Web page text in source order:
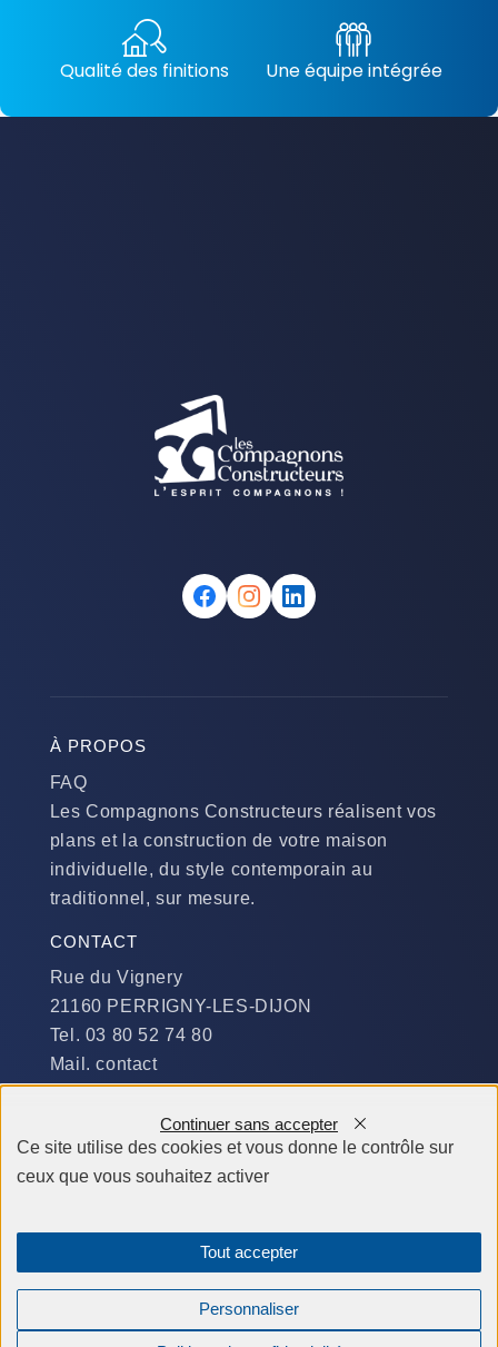
Qualité des finitions Une équipe intégrée
À PROPOS
FAQ
Les Compagnons Constructeurs réalisent vos
plans et la construction de votre maison
individuelle, du style contemporain au
traditionnel, sur mesure.
CONTACT
Rue du Vignery
21160 PERRIGNY-LES-DIJON
Tel. 03 80 52 74 80
Mail. contact
Du Lundi au Jeudi :
​de 9 h à 12 h et de 14 h à 19 h
de 9 h à 12 h et de 14 h à 18 h
Ce site utilise des cookies et vous donne le contrôle sur
ceux que vous souhaitez activer
Tout accepter
Continuer sans accepter
Personnaliser